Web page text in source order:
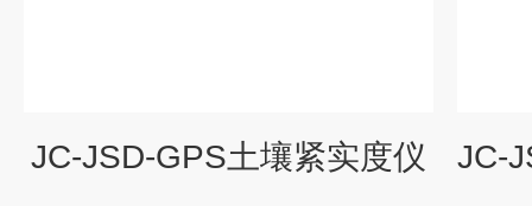
JC-JSD-GPS土壤紧实度仪